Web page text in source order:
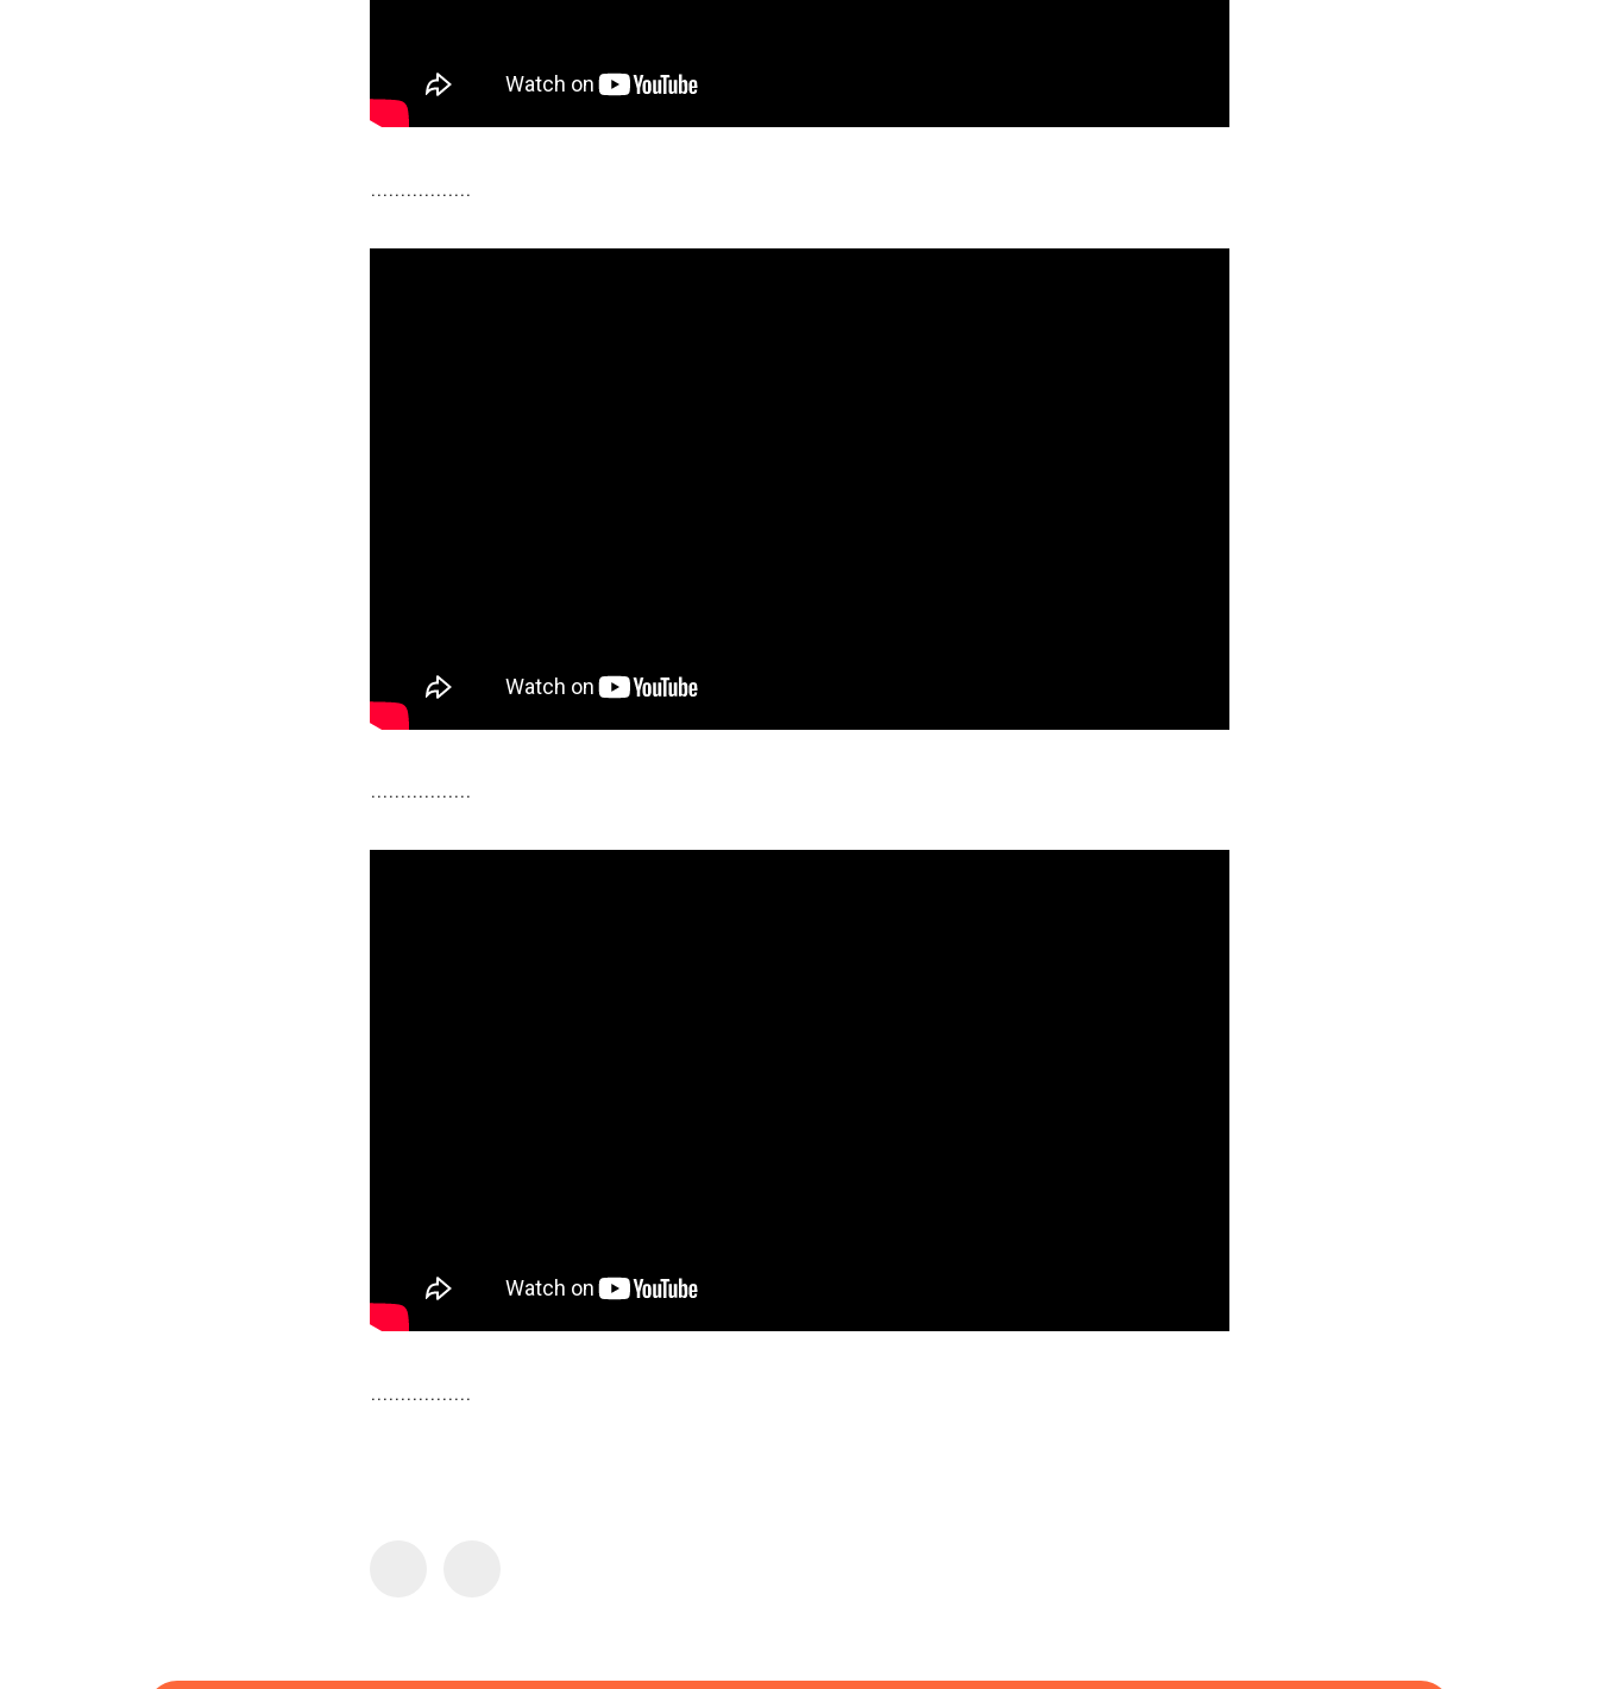
.................
.................
.................